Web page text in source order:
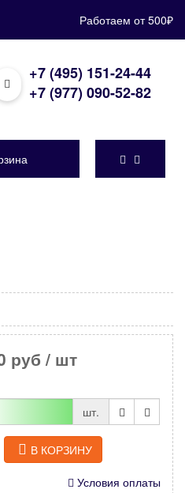
Работаем от 500₽
+7 (495) 151-24-44
+7 (977) 090-52-82
руб / шт
шт.
В КОРЗИНУ
Условия оплаты